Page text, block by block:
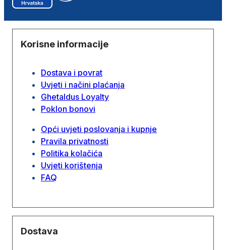
Korisne informacije
Dostava i povrat
Uvjeti i načini plaćanja
Ghetaldus Loyalty
Poklon bonovi
Opći uvjeti poslovanja i kupnje
Pravila privatnosti
Politika kolačića
Uvjeti korištenja
FAQ
Dostava